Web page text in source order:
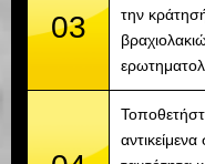
03
την